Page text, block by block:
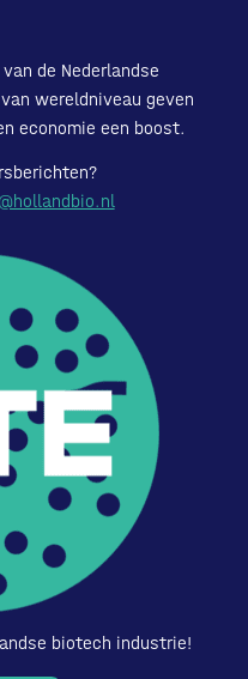
de Nederlandse
wereldniveau geven
economie een boost.
biotech industrie!